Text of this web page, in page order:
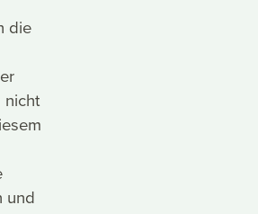
die
nicht
und